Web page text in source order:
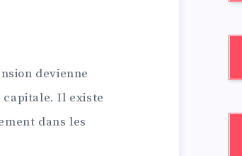
devienne
capitale. Il existe
dans les